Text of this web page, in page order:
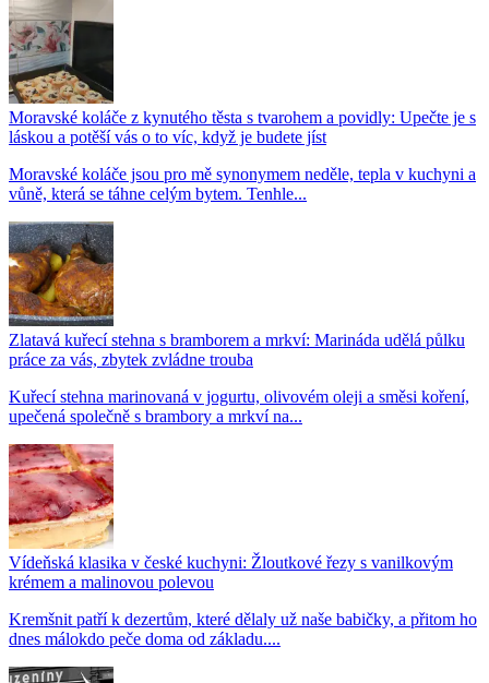
Moravské koláče z kynutého těsta s tvarohem a povidly: Upečte je s
láskou a potěší vás o to víc, když je budete jíst
Moravské koláče jsou pro mě synonymem neděle, tepla v kuchyni a
vůně, která se táhne celým bytem. Tenhle...
Zlatavá kuřecí stehna s bramborem a mrkví: Marináda udělá půlku
práce za vás, zbytek zvládne trouba
Kuřecí stehna marinovaná v jogurtu, olivovém oleji a směsi koření,
upečená společně s brambory a mrkví na...
Vídeňská klasika v české kuchyni: Žloutkové řezy s vanilkovým
krémem a malinovou polevou
Kremšnit patří k dezertům, které dělaly už naše babičky, a přitom ho
dnes málokdo peče doma od základu....